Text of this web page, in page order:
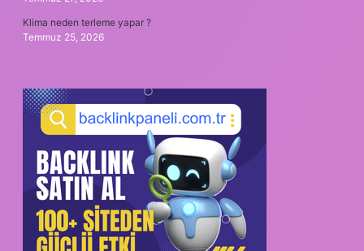
Klima neden terleme yapar ?
Temmuz 25, 2026